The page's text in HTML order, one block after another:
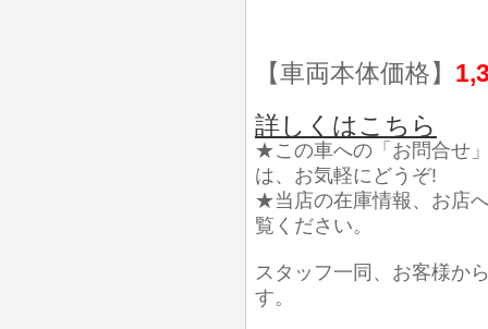
【車両本体価格】
詳しくはこちら
★この車への「お問合せ
は、お気軽にどうぞ!
★当店の在庫情報、お店
覧ください。
スタッフ一同、お客様か
す。